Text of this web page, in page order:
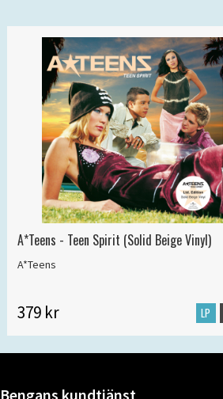
A*Teens - Teen Spirit (Solid Beige Vinyl)
A*Teens
379 kr LP
Bengans kundtjänst